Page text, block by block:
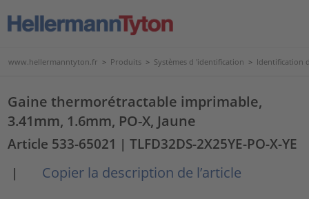
www.hellermanntyton.fr > Produits > Systèmes d 'identification > Identification
Gaine thermorétractable imprimable,
3.41mm, 1.6mm, PO-X, Jaune
Article 533-65021 | TLFD32DS-2X25YE-PO-X-YE
|
Copier la description de l’article